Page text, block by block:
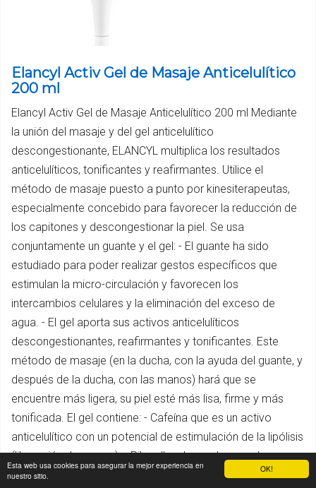
OK!
Esta web usa cookies para asegurar la mejor experiencia en
nuestro sitio.
Elancyl Activ Gel de Masaje Anticelulítico
200 ml
Elancyl Activ Gel de Masaje Anticelulítico 200 ml Mediante
la unión del masaje y del gel anticelulítico
descongestionante, ELANCYL multiplica los resultados
anticelulíticos, tonificantes y reafirmantes. Utilice el
método de masaje puesto a punto por kinesiterapeutas,
especialmente concebido para favorecer la reducción de
los capitones y descongestionar la piel. Se usa
conjuntamente un guante y el gel: - El guante ha sido
estudiado para poder realizar gestos específicos que
estimulan la micro-circulación y favorecen los
intercambios celulares y la eliminación del exceso de
agua. - El gel aporta sus activos anticelulíticos
descongestionantes, reafirmantes y tonificantes. Este
método de masaje (en la ducha, con la ayuda del guante, y
después de la ducha, con las manos) hará que se
encuentre más ligera, su piel esté más lisa, firme y más
tonificada. El gel contiene: - Cafeína que es un activo
anticelulítico con un potencial de estimulación de la lipólisis
(liberación de grasas). - Pilosella : drena el agua y las
toxinas - HMC (Hesperidina Metil Chalcona) : favorece la